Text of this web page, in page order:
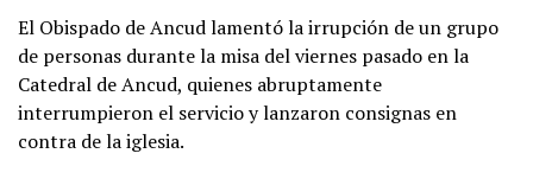
El Obispado de Ancud lamentó la irrupción de un grupo
de personas durante la misa del viernes pasado en la
Catedral de Ancud, quienes abruptamente
interrumpieron el servicio y lanzaron consignas en
contra de la iglesia.